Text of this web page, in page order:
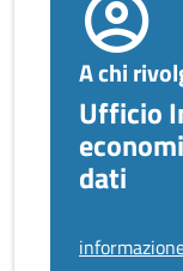
A chi
Ufficio
dati